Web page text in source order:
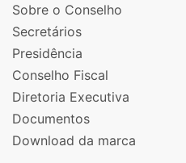
Sobre o Conselho
Secretários
Presidência
Conselho Fiscal
Diretoria Executiva
Documentos
Download da marca